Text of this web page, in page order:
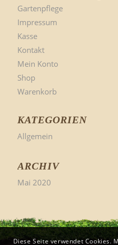
Gartenpflege
Impressum
Kasse
Kontakt
Mein Konto
Shop
Warenkorb
KATEGORIEN
Allgemein
ARCHIV
Mai 2020
Diese Seite verwendet Cookies.